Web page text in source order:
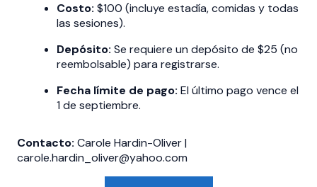
Costo: $100 (incluye estadía, comidas y todas
las sesiones).
Depósito: Se requiere un depósito de $25 (no
reembolsable) para registrarse.
Fecha límite de pago: El último pago vence el
1 de septiembre.
Contacto: Carole Hardin-Oliver |
carole.hardin_oliver@yahoo.com